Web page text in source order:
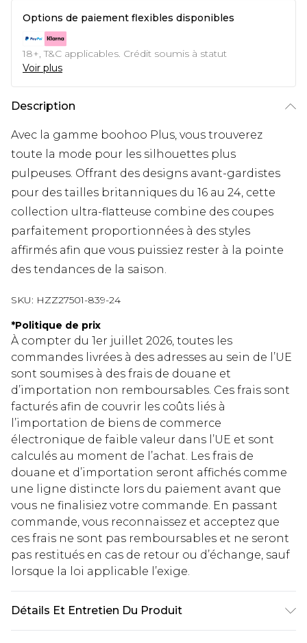
Options de paiement flexibles disponibles
18+, T&C applicables. Crédit soumis à statut
Voir plus
Description
Avec la gamme boohoo Plus, vous trouverez
toute la mode pour les silhouettes plus
pulpeuses. Offrant des designs avant-gardistes
pour des tailles britanniques du 16 au 24, cette
collection ultra-flatteuse combine des coupes
parfaitement proportionnées à des styles
affirmés afin que vous puissiez rester à la pointe
des tendances de la saison.
SKU: HZZ27501-839-24
*Politique de prix
À compter du 1er juillet 2026, toutes les
commandes livrées à des adresses au sein de l’UE
sont soumises à des frais de douane et
d’importation non remboursables. Ces frais sont
facturés afin de couvrir les coûts liés à
l’importation de biens de commerce
électronique de faible valeur dans l’UE et sont
calculés au moment de l’achat. Les frais de
douane et d’importation seront affichés comme
une ligne distincte lors du paiement avant que
vous ne finalisiez votre commande. En passant
commande, vous reconnaissez et acceptez que
ces frais ne sont pas remboursables et ne seront
pas restitués en cas de retour ou d’échange, sauf
lorsque la loi applicable l’exige.
Détails Et Entretien Du Produit